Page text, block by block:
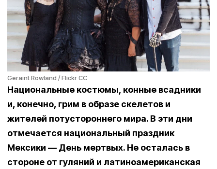
Geraint Rowland / Flickr CC
Национальные костюмы, конные всадники
и, конечно, грим в образе скелетов и
жителей потустороннего мира. В эти дни
отмечается национальный праздник
Мексики — День мертвых. Не осталась в
стороне от гуляний и латиноамериканская